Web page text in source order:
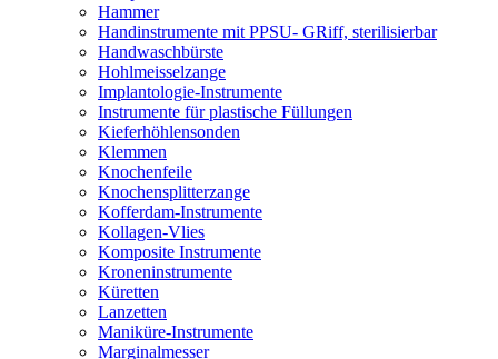
Hammer
Handinstrumente mit PPSU- GRiff, sterilisierbar
Handwaschbürste
Hohlmeisselzange
Implantologie-Instrumente
Instrumente für plastische Füllungen
Kieferhöhlensonden
Klemmen
Knochenfeile
Knochensplitterzange
Kofferdam-Instrumente
Kollagen-Vlies
Komposite Instrumente
Kroneninstrumente
Küretten
Lanzetten
Maniküre-Instrumente
Marginalmesser